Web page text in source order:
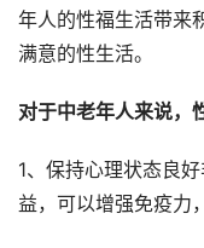
年人的性福生活带来
满意的性生活。
对于中老年人来说，
1、保持心理状态良
益，可以增强免疫力